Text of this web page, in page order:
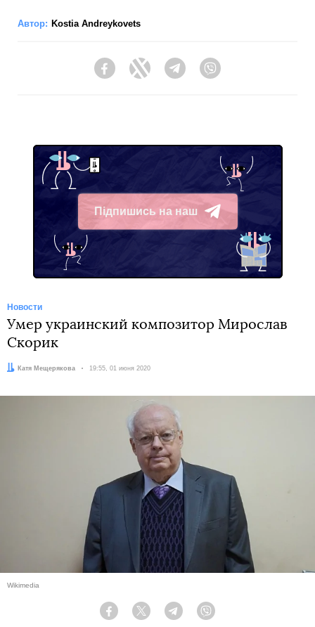
Автор: Kostia Andreykovets
FacebookTwitter Telegram
Підпишись на наш
Telegram
Новости
Умер украинский композитор Мирослав
Скорик
Автор:Катя Мещерякова Дата:
19:55, 01 июня 2020
Wikimedia
Facebook Twitter Telegram